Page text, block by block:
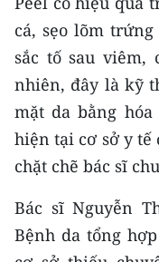
CHUYÊN ĐỀ
CÁC CHUYÊN
VỀ BÁO NHÂN DÂN
NHÂN DÂN CUỐI
cá, sẹo lõm
sắc tố sau viêm,
nhiên, đây là kỹ
mặt da bằng
hiện tại cơ sở y
chặt chẽ bác sĩ
Bác sĩ Nguyễn
Bệnh da tổng